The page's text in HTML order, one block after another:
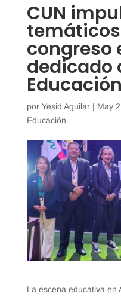
CUN
congreso
dedicado
por Yesid Aguilar| May
Educación
La escena educativa en